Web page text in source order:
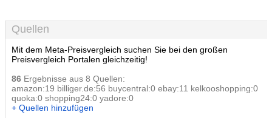
Quellen
Mit dem Meta-Preisvergleich suchen Sie bei den großen
Preisvergleich Portalen gleichzeitig!
86 Ergebnisse aus 8 Quellen:
amazon:19 billiger.de:56 buycentral:0 ebay:11 kelkooshopping:0
quoka:0 shopping24:0 yadore:0
+ Quellen hinzufügen